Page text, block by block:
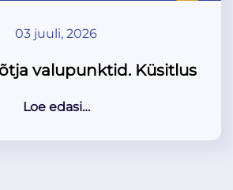
03 juuli, 2026
valupunktid. Küsitlus
Loe edasi…